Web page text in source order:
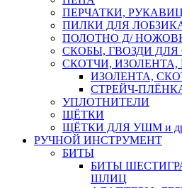
ПЕРЧАТКИ,
ПИЛКИ ДЛЯ
ПОЛОТНО Д/
СКОБЫ, ГВОЗДИ ДЛЯ
СКОТЧИ,
ИЗОЛЕНТА,
СТРЕЙЧ-
УПЛОТНИТЕЛИ
ЩЁТКИ
ЩЁТКИ ДЛЯ УШМ и
РУЧНОЙ ИНСТРУМЕНТ
БИТЫ
БИТЫ
ШЛИЦ